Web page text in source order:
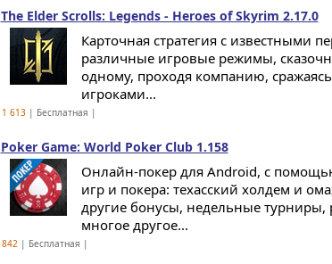
The Elder Scrolls: Legends - Heroes of Skyrim 2.17.0
Карточная стратегия с известными
различные игровые режимы,
одному, проходя компанию,
игроками...
1 613| Бесплатная |
Poker Game: World Poker Club 1.158
Онлайн-покер для Android, с
игр и покера: техасский холдем и
другие бонусы, недельные турниры,
многое другое...
842| Бесплатная |